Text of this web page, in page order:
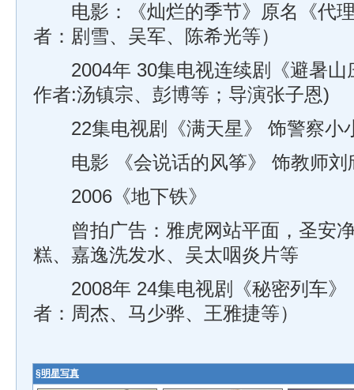
电影：《灿烂的季节》原名《代理
者：剧雪、吴军、陈希光等）
2004年 30集电视连续剧《避暑山
作者:汤镇宗、彭博等；导演张子恩)
22集电视剧《满天星》 饰警察小
电影 《会说话的风筝》 饰教师刘
2006《地下铁》
曾拍广告：雅虎网站平面，圣安净
糕、嘉逸洗发水、吴太咽炎片等
2008年 24集电视剧《秘密列车》
者：周杰、马少骅、王雅捷等）
§明星写真